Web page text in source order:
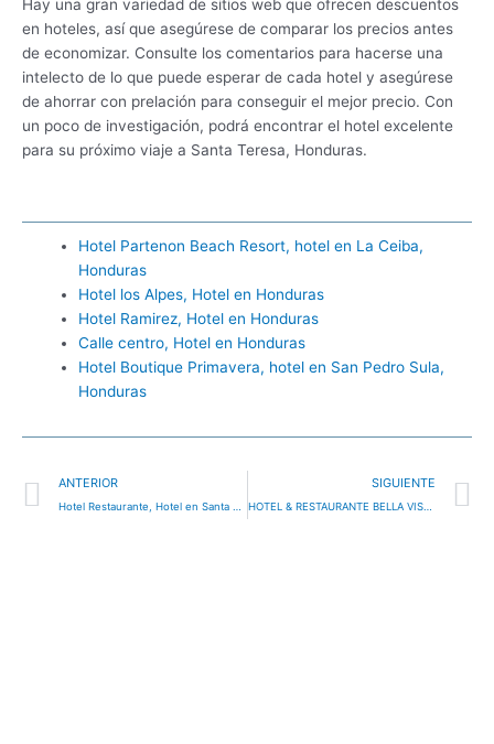
Hay una gran variedad de sitios web que ofrecen descuentos
en hoteles, así que asegúrese de comparar los precios antes
de economizar. Consulte los comentarios para hacerse una
intelecto de lo que puede esperar de cada hotel y asegúrese
de ahorrar con prelación para conseguir el mejor precio. Con
un poco de investigación, podrá encontrar el hotel excelente
para su próximo viaje a Santa Teresa, Honduras.
Hotel Partenon Beach Resort, hotel en La Ceiba,
Honduras
Hotel los Alpes, Hotel en Honduras
Hotel Ramirez, Hotel en Honduras
Calle centro, Hotel en Honduras
Hotel Boutique Primavera, hotel en San Pedro Sula,
Honduras
Ant
ANTERIOR
Hotel Restaurante, Hotel en Santa Lucía, Honduras
SIGUIENTE
HOTEL & RESTAURANTE BELLA VISTA, Hotel en Sector Lago de Yojoa, Honduras